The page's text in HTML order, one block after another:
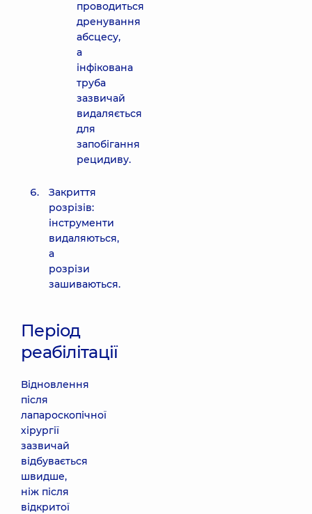
проводиться
дренування
абсцесу,
а
інфікована
труба
зазвичай
видаляється
для
запобігання
рецидиву.
Закриття
розрізів:
інструменти
видаляються,
а
розрізи
зашиваються.
Період
реабілітації
Відновлення
після
лапароскопічної
хірургії
зазвичай
відбувається
швидше,
ніж після
відкритої